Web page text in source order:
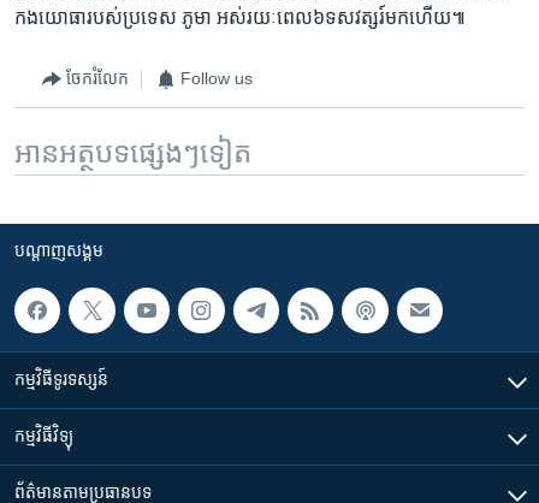
កងយោធា​របស់ប្រទេស​ ភូមា អស់​រយៈពេល​៦​ទសវត្សរ៍​មក​ហើយ៕
ចែករំលែក Follow us
អានអត្ថបទផ្សេងៗទៀត
បណ្តាញ​សង្គម
កម្មវិធី​ទូរទស្សន៍
កម្មវិធី​វិទ្យុ
ព័ត៌មាន​តាមប្រធានបទ​